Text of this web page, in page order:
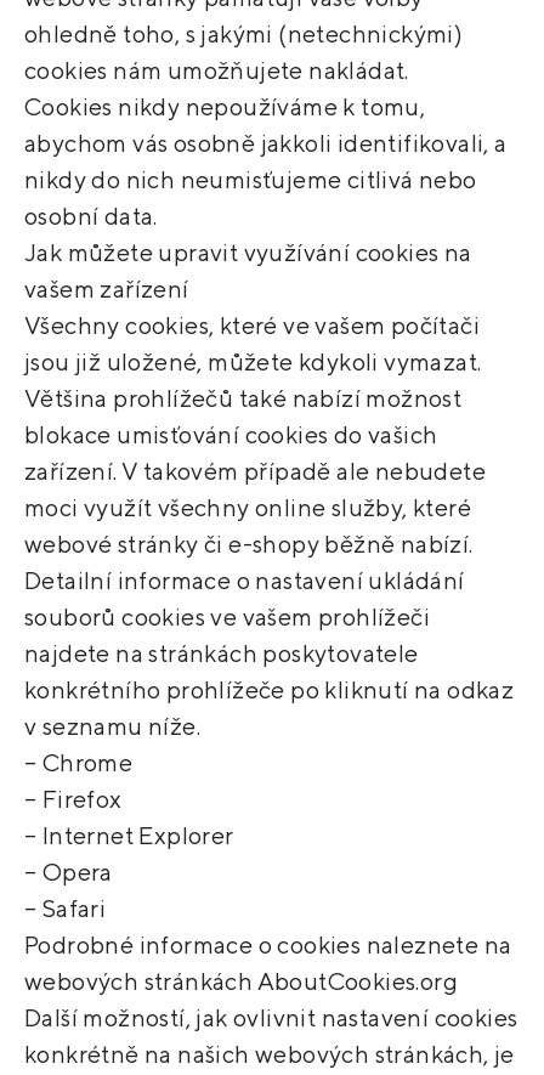
ohledně toho, s jakými (netechnickými)
cookies nám umožňujete nakládat.
Cookies nikdy nepoužíváme k tomu,
abychom vás osobně jakkoli identifikovali, a
nikdy do nich neumisťujeme citlivá nebo
osobní data.
Jak můžete upravit využívání cookies na
vašem zařízení
Všechny cookies, které ve vašem počítači
jsou již uložené, můžete kdykoli vymazat.
Většina prohlížečů také nabízí možnost
blokace umisťování cookies do vašich
zařízení. V takovém případě ale nebudete
moci využít všechny online služby, které
webové stránky či e-shopy běžně nabízí.
Detailní informace o nastavení ukládání
souborů cookies ve vašem prohlížeči
najdete na stránkách poskytovatele
konkrétního prohlížeče po kliknutí na odkaz
v seznamu níže.
– Chrome
– Firefox
– Internet Explorer
– Opera
– Safari
Podrobné informace o cookies naleznete na
webových stránkách AboutCookies.org
Další možností, jak ovlivnit nastavení cookies
konkrétně na našich webových stránkách, je